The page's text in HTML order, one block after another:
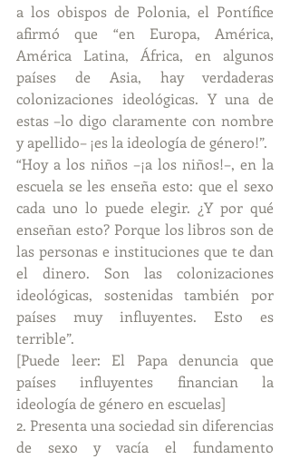
a los obispos de Polonia, el Pontífice
afirmó que “en Europa, América,
América Latina, África, en algunos
países de Asia, hay verdaderas
colonizaciones ideológicas. Y una de
estas –lo digo claramente con nombre
y apellido– ¡es la ideología de género!”.
“Hoy a los niños –¡a los niños!–, en la
escuela se les enseña esto: que el sexo
cada uno lo puede elegir. ¿Y por qué
enseñan esto? Porque los libros son de
las personas e instituciones que te dan
el dinero. Son las colonizaciones
ideológicas, sostenidas también por
países muy influyentes. Esto es
terrible”.
[Puede leer: El Papa denuncia que
países influyentes financian la
ideología de género en escuelas]
2. Presenta una sociedad sin diferencias
de sexo y vacía el fundamento